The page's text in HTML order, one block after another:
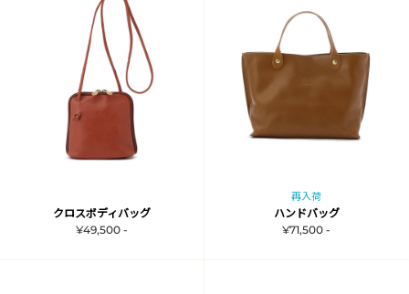
クロスボディバッグ
¥49,500 -
再入荷
ハンドバッグ
¥71,500 -